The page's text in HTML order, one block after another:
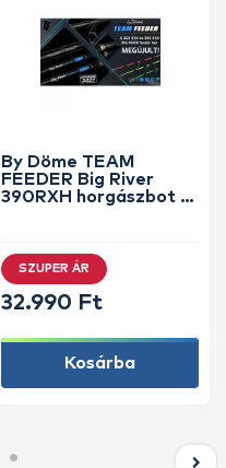
By Döme TEAM
FEEDER Big River
390RXH horgászbot +
SZUPER ÁR
32.990 Ft
Kosárba